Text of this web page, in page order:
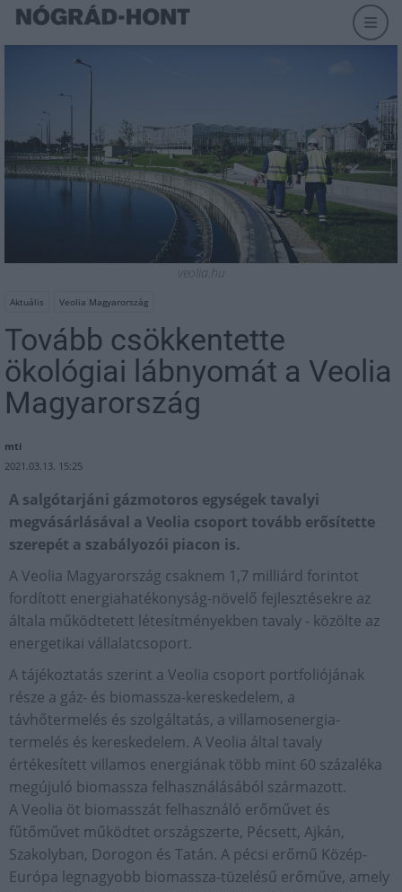
veolia.hu
Aktuális Veolia Magyarország
Tovább csökkentette
ökológiai lábnyomát a Veolia
Magyarország
mti
2021.03.13. 15:25
A salgótarjáni gázmotoros egységek tavalyi
megvásárlásával a Veolia csoport tovább erősítette
szerepét a szabályozói piacon is.
A Veolia Magyarország csaknem 1,7 milliárd forintot
fordított energiahatékonyság-növelő fejlesztésekre az
általa működtetett létesítményekben tavaly - közölte az
energetikai vállalatcsoport.
A tájékoztatás szerint a Veolia csoport portfoliójának
része a gáz- és biomassza-kereskedelem, a
távhőtermelés és szolgáltatás, a villamosenergia-
termelés és kereskedelem. A Veolia által tavaly
értékesített villamos energiának több mint 60 százaléka
megújuló biomassza felhasználásából származott.
A Veolia öt biomasszát felhasználó erőművet és
fűtőművet működtet országszerte, Pécsett, Ajkán,
Szakolyban, Dorogon és Tatán. A pécsi erőmű Közép-
Európa legnagyobb biomassza-tüzelésű erőműve, amely